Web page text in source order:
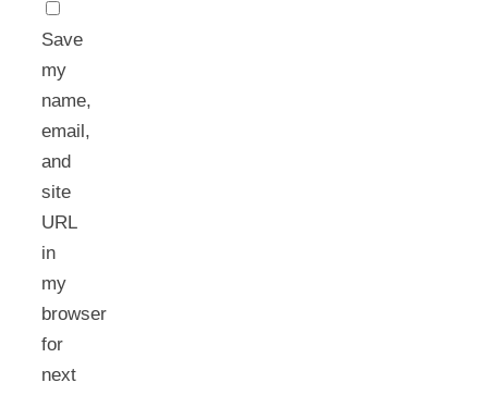
Save
my
name,
email,
and
site
URL
in
my
browser
for
next